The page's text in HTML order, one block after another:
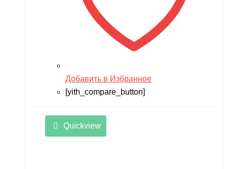
Добавить в Избранное
[yith_compare_button]
Quickview